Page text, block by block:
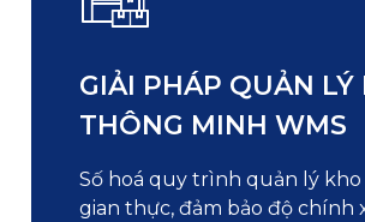
GIẢI PHÁP QUẢN LÝ
THÔNG MINH WMS
Số hoá quy trình quản lý
gian thực, đảm bảo độ chính